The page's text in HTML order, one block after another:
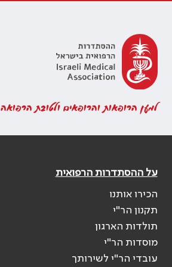
למען הרופאות והרופאים ולטובת הרפואה
על ההסתדרות הרפואית
הכירו אותנו
תקנון הר"י
תולדות הארגון
מוסדות הר"י
עובדי הר"י לשירותך